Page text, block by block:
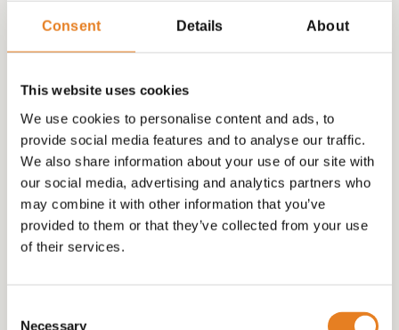
Consent Details About
This website uses cookies
We use cookies to personalise content and ads, to
provide social media features and to analyse our traffic.
We also share information about your use of our site with
our social media, advertising and analytics partners who
may combine it with other information that you’ve
provided to them or that they’ve collected from your use
of their services.
Necessary